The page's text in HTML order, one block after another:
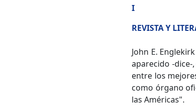
I
REVISTA Y
John E.
aparecido -
entre los
como órgano
las Américas".